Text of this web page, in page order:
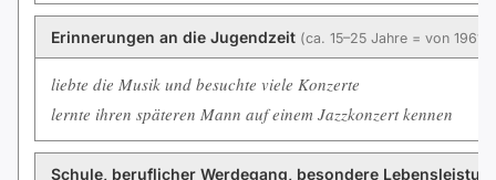
Erinnerungen an die Jugendzeit (ca. 15–25 Jahre = von 1961
liebte die Musik und besuchte viele Konzerte
lernte ihren späteren Mann auf einem Jazzkonzert kennen
Schule, beruflicher Werdegang, besondere